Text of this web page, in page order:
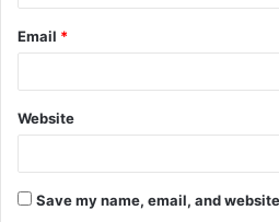
Email *
Website
Save my name, email, and